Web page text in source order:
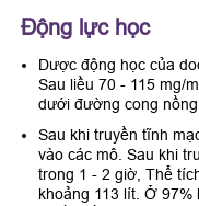
Động lực học
Dược động học của
Sau liều 70 - 115 mg/
dưới đường cong
Sau khi truyền tĩnh
vào các mô. Sau khi
trong 1 - 2 giờ, Thể
khoảng 113 lít. Ở